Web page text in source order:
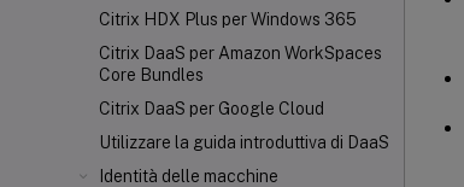
Citrix HDX Plus per Windows 365
Citrix DaaS per Amazon WorkSpaces
Core Bundles
Citrix DaaS per Google Cloud
Utilizzare la guida introduttiva di DaaS
Identità delle macchine